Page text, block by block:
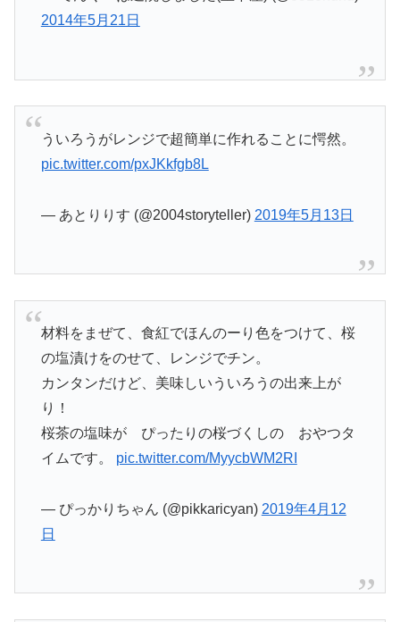
2014年5月21日
ういろうがレンジで超簡単に作れることに愕然。
pic.twitter.com/pxJKkfgb8L
— あとりりす (@2004storyteller) 2019年5月13日
材料をまぜて、食紅でほんのーり色をつけて、桜
の塩漬けをのせて、レンジでチン。
カンタンだけど、美味しいういろうの出来上が
り！
桜茶の塩味が ぴったりの桜づくしの おやつタ
イムです。 pic.twitter.com/MyycbWM2RI
— ぴっかりちゃん (@pikkaricyan) 2019年4月12
日